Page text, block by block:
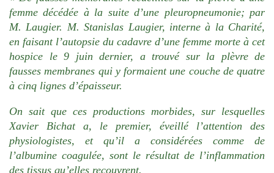
femme décédée à la suite d’une pleuropneumonie; par
M. Laugier. M. Stanislas Laugier, interne à la Charité,
en faisant l’autopsie du cadavre d’une femme morte à cet
hospice le 9 juin dernier, a trouvé sur la plèvre de
fausses membranes qui y formaient une couche de quatre
à cinq lignes d’épaisseur.
On sait que ces productions morbides, sur lesquelles
Xavier Bichat a, le premier, éveillé l’attention des
physiologistes, et qu’il a considérées comme de
l’albumine coagulée, sont le résultat de l’inflammation
des tissus qu’elles recouvrent.